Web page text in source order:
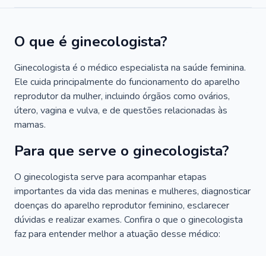
O que é ginecologista?
Ginecologista é o médico especialista na saúde feminina.
Ele cuida principalmente do funcionamento do aparelho
reprodutor da mulher, incluindo órgãos como ovários,
útero, vagina e vulva, e de questões relacionadas às
mamas.
Para que serve o ginecologista?
O ginecologista serve para acompanhar etapas
importantes da vida das meninas e mulheres, diagnosticar
doenças do aparelho reprodutor feminino, esclarecer
dúvidas e realizar exames. Confira o que o ginecologista
faz para entender melhor a atuação desse médico: